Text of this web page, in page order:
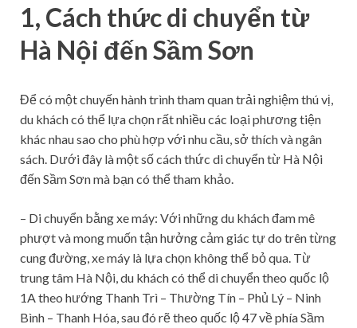
1, Cách thức di chuyển từ
Hà Nội đến Sầm Sơn
Để có một chuyến hành trình tham quan trải nghiệm thú vị,
du khách có thể lựa chọn rất nhiều các loại phương tiện
khác nhau sao cho phù hợp với nhu cầu, sở thích và ngân
sách. Dưới đây là một số cách thức di chuyển từ Hà Nội
đến Sầm Sơn mà bạn có thể tham khảo.
– Di chuyển bằng xe máy: Với những du khách đam mê
phượt và mong muốn tận hưởng cảm giác tự do trên từng
cung đường, xe máy là lựa chọn không thể bỏ qua. Từ
trung tâm Hà Nội, du khách có thể di chuyển theo quốc lộ
1A theo hướng Thanh Trì – Thường Tín – Phủ Lý – Ninh
Bình – Thanh Hóa, sau đó rẽ theo quốc lộ 47 về phía Sầm